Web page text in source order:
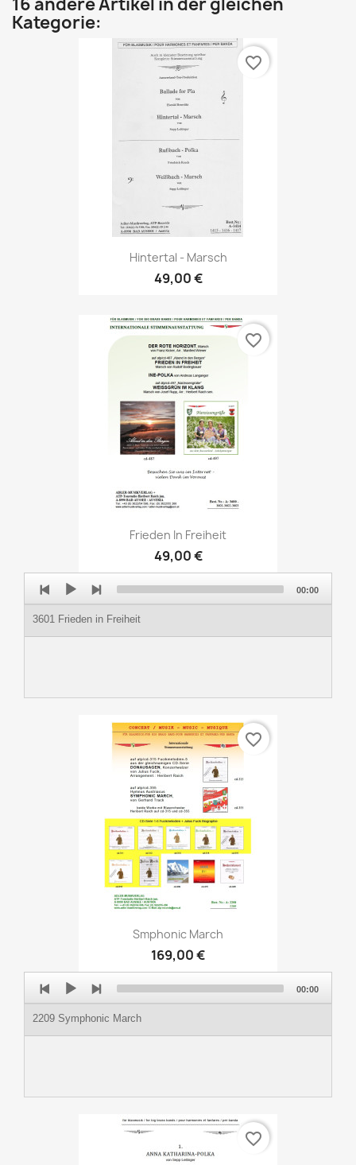
Kategorie:
Hintertal - Marsch
49,00 €
favorite_border
Frieden In Freiheit
49,00 €
favorite_border
Player
3601 Frieden in Freiheit
00:00
Smphonic March
169,00 €
favorite_border
Player
2209 Symphonic March
00:00
favorite_border